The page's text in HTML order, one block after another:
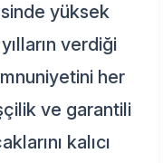
yüksek
verdiği
her
ve garantili
kalıcı